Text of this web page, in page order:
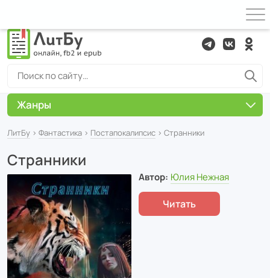
ЛитБу › Фантастика › Постапокалипсис › Странники
Странники
Автор: Юлия Нежная
Читать
Жанры